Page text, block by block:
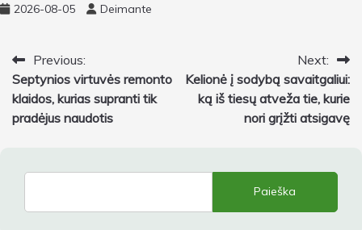
2026-08-05 Deimante
Navigacija
tarp
įrašų
Previous:
Septynios virtuvės remonto
klaidos, kurias supranti tik
pradėjus naudotis
Next:
Kelionė į sodybą savaitgaliui:
ką iš tiesų atveža tie, kurie
nori grįžti atsigavę
Paieška